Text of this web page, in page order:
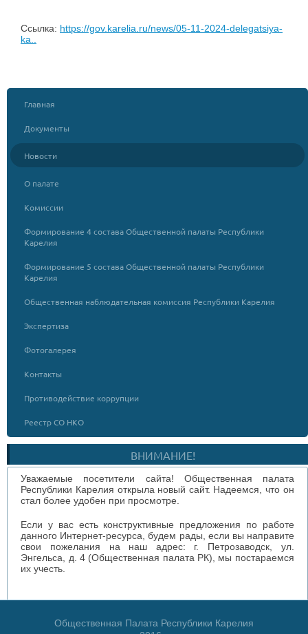
Ссылка: https://gov.karelia.ru/news/05-11-2024-delegatsiya-
ka..
Главная
Документы
Новости
О палате
Комиссии
Формирование 4 состава Общественной палаты Республики
Карелия
Формирование 5 состава Общественной палаты Республики
Карелия
Общественная наблюдательная комиссия Республики Карелия
Экспертиза
Фотогалерея
Контакты
Противодействие коррупции
Реестр СО НКО
ВНИМАНИЕ!
Уважаемые посетители сайта! Общественная палата
Республики Карелия открыла новый сайт. Надеемся, что он
стал более удобен при просмотре.
Если у вас есть конструктивные предложения по работе
данного Интернет-ресурса, будем рады, если вы направите
свои пожелания на наш адрес: г. Петрозаводск, ул.
Энгельса, д. 4 (Общественная палата РК), мы постараемся
их учесть.
Общественная Палата Республики Карелия